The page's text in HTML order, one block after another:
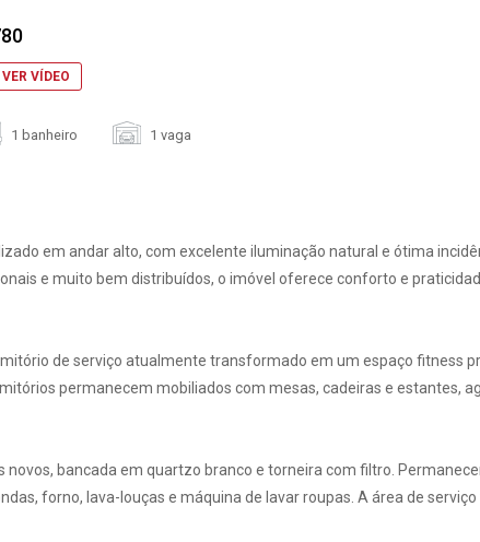
VER VÍDEO
1 banheiro 1 vaga
em andar alto, com excelente iluminação natural e ótima
e muito bem distribuídos, o imóvel oferece conforto e
de serviço atualmente transformado em um espaço fitness
permanecem mobiliados com mesas, cadeiras e estantes,
bancada em quartzo branco e torneira com filtro.
forno, lava-louças e máquina de lavar roupas. A área de